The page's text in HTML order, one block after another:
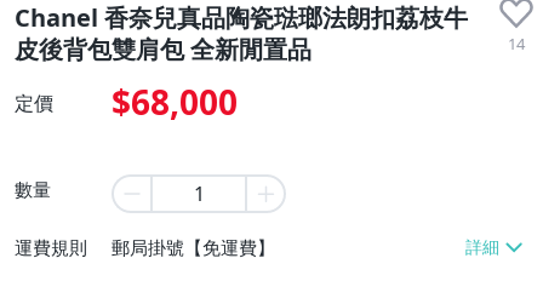
Chanel 香奈兒真品陶瓷琺瑯法朗扣荔枝牛
皮後背包雙肩包 全新閒置品
14
定價 $68,000
數量
運費規則
郵局掛號【免運費】